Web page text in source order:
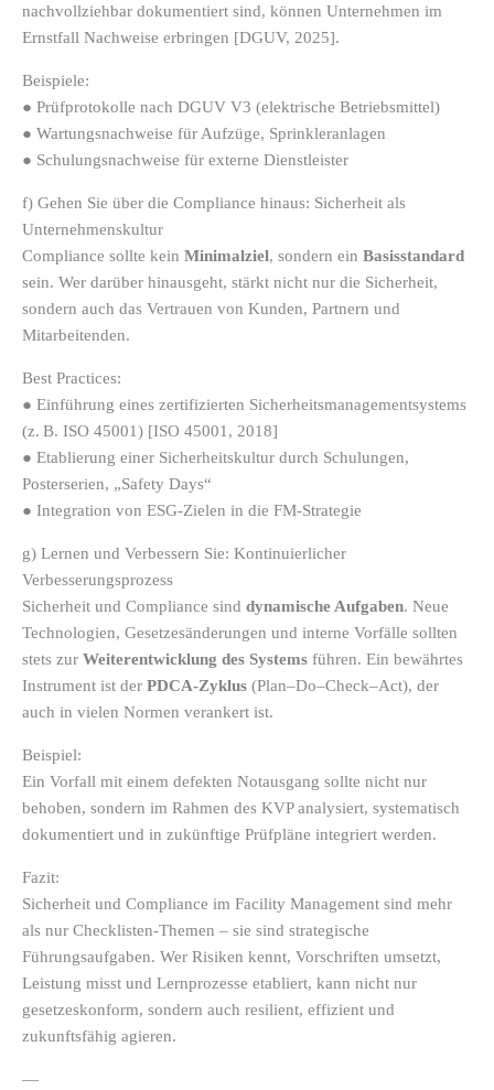
nachvollziehbar dokumentiert sind, können Unternehmen im
Ernstfall Nachweise erbringen [DGUV, 2025].
Beispiele:
● Prüfprotokolle nach DGUV V3 (elektrische Betriebsmittel)
● Wartungsnachweise für Aufzüge, Sprinkleranlagen
● Schulungsnachweise für externe Dienstleister
f) Gehen Sie über die Compliance hinaus: Sicherheit als
Unternehmenskultur
Compliance sollte kein Minimalziel, sondern ein Basisstandard
sein. Wer darüber hinausgeht, stärkt nicht nur die Sicherheit,
sondern auch das Vertrauen von Kunden, Partnern und
Mitarbeitenden.
Best Practices:
● Einführung eines zertifizierten Sicherheitsmanagementsystems
(z. B. ISO 45001) [ISO 45001, 2018]
● Etablierung einer Sicherheitskultur durch Schulungen,
Posterserien, „Safety Days“
● Integration von ESG-Zielen in die FM-Strategie
g) Lernen und Verbessern Sie: Kontinuierlicher
Verbesserungsprozess
Sicherheit und Compliance sind dynamische Aufgaben. Neue
Technologien, Gesetzesänderungen und interne Vorfälle sollten
stets zur Weiterentwicklung des Systems führen. Ein bewährtes
Instrument ist der PDCA-Zyklus (Plan–Do–Check–Act), der
auch in vielen Normen verankert ist.
Beispiel:
Ein Vorfall mit einem defekten Notausgang sollte nicht nur
behoben, sondern im Rahmen des KVP analysiert, systematisch
dokumentiert und in zukünftige Prüfpläne integriert werden.
Fazit:
Sicherheit und Compliance im Facility Management sind mehr
als nur Checklisten-Themen – sie sind strategische
Führungsaufgaben. Wer Risiken kennt, Vorschriften umsetzt,
Leistung misst und Lernprozesse etabliert, kann nicht nur
gesetzeskonform, sondern auch resilient, effizient und
zukunftsfähig agieren.
—